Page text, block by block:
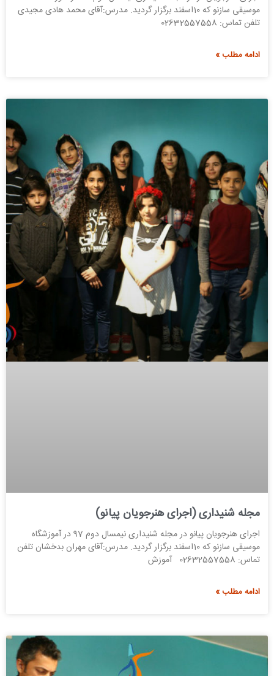
موسیقی سازنو که 10اسفند برگزار گردید. مدرس:آقای محمد هادی مجیدی
تلفن تماس: 02632557558
ادامه مطلب »
مجله شنیداری (اجرای هنرجویان پیانو)
اجرای هنرجویان پیانو در مجله شنیداری نیمسال دوم 97 در آموزشگاه
موسیقی سازنو که 10اسفند برگزار گردید. مدرس:آقای مهران بدخشان تلفن
تماس: 02632557558 آموزش
ادامه مطلب »